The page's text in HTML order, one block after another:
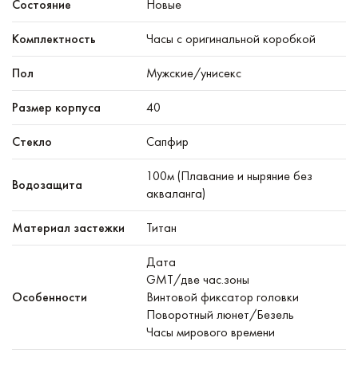
Состояние Новые
Комплектность Часы с оригинальной коробкой
Пол Мужские/унисекс
Размер корпуса 40
Стекло Сапфир
Водозащита
100м (Плавание и ныряние без
акваланга)
Материал застежки Титан
Особенности
Дата
GMT/две час.зоны
Винтовой фиксатор головки
Поворотный люнет/Безель
Часы мирового времени